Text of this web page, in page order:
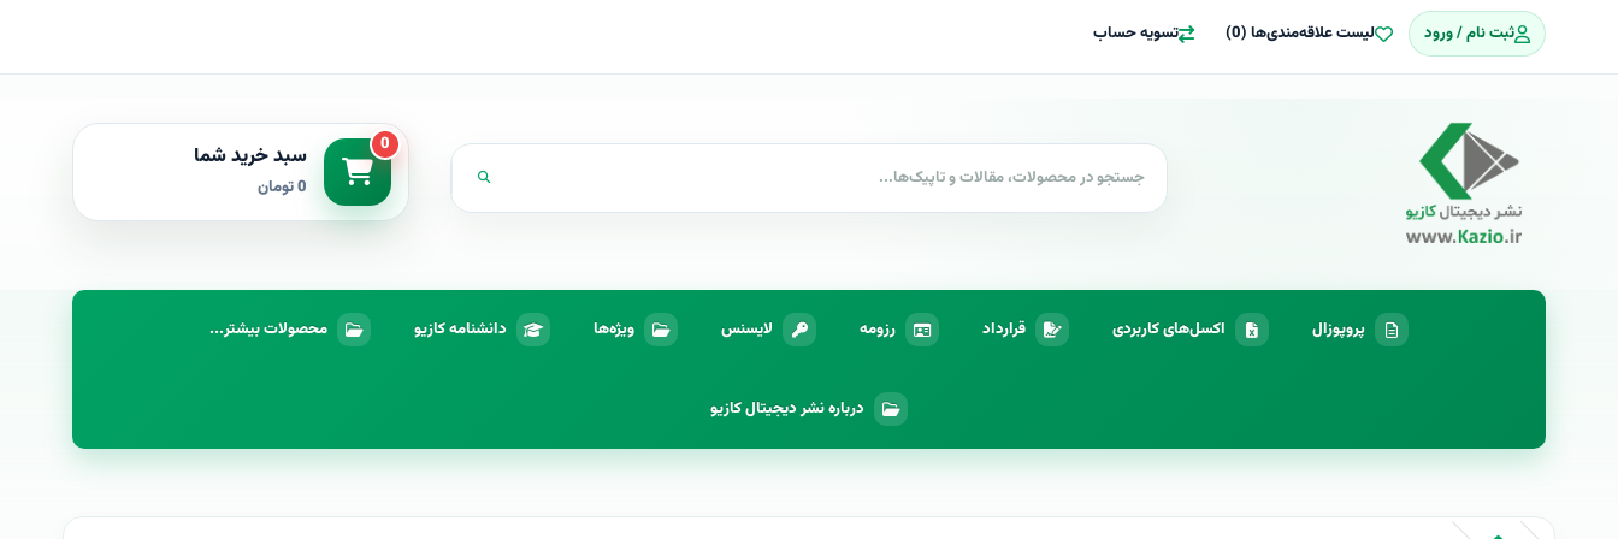
ثبت نام / ورود لیست علاقه‌مندی‌ها (0) تسویه حساب
0 سبد خرید شما
0 تومان
پروپوزال اکسل‌های کاربردی قرارداد رزومه لایسنس ویژه‌ها دانشنامه کازیو محصولات بیشتر...
درباره نشر دیجیتال کازیو